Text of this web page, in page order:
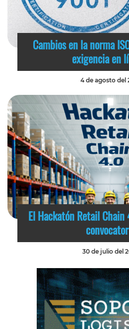
Cambios en la norma
exigencia en
4 de agosto del
El Hackatón Retail
30 de julio del